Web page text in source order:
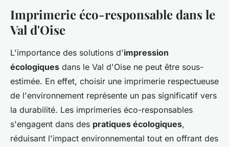
Imprimerie éco-responsable dans le
Val d'Oise
L'importance des solutions d'impression
écologiques dans le Val d'Oise ne peut être sous-
estimée. En effet, choisir une imprimerie respectueuse
de l'environnement représente un pas significatif vers
la durabilité. Les imprimeries éco-responsables
s'engagent dans des pratiques écologiques,
réduisant l'impact environnemental tout en offrant des